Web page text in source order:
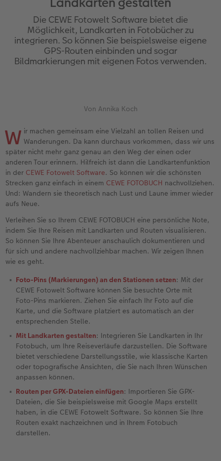
Erinnerungstasche
Personalisierter Schuber
Bestellwege
Kundenbeispiele
Webinare & VHS
Erste Schritte
Fotobuch erstellen
Foto-Kochbuch
hexxas
Acrylglas
Alu Dibond
Mehrteiler
Bestellwege
Ideen zur Wandgestaltung
CEWE myPhotos
Neuheiten
Bilderboxen
Fotosets
Fotosticker
Bestellwege
Last Minute Fotos
CEWE myPhotos
Fotos digitalisieren
Neuheiten
Sofortfotos
Sofortfotos mit Rahmen
Sofortfotos mit Text
Sofortfotosets
Sofortfotocollagen
Mehrteilige Sofortfotos
Retro Minis
Fototassen
Emaille Becher
Trinkflasche
Art Prints
Faber-Castell
Foto-Geschenkbox
Neuheiten
CEWE myPhotos
Geburtskarten
Taufkarten
Postkarten Sets
Bestellwege
Papierqualitäten
Weitere Anlässe
CEWE myPhotos
Neuheiten
Silikonhüllen
Handykette
Kunststoffhüllen
Mit Design
Bestellwege
Inspiration
CEWE myPhotos
Neuheiten
Papierqualitäten
Bestellwege
Designvorlagen
Neuheiten
Extras
Danke sagen
für Männer
für Frauen
für Tierfreunde
Einfach & schnell gestaltet
Besondere Geschenkideen
CEWE myPhotos
Neuheiten
Erste Schritte
Softwaretipps
Videotutorials
Die CEWE Fotowelt Software bietet die
Möglichkeit, Landkarten in Fotobücher zu
integrieren. So können Sie beispielsweise eigene
GPS-Routen einbinden und sogar
Bildmarkierungen mit eigenen Fotos verwenden.
Von Annika Koch
W ir machen gemeinsam eine Vielzahl an tollen Reisen und
Wanderungen. Da kann durchaus vorkommen, dass wir uns
später nicht mehr ganz genau an den Weg der einen oder
anderen Tour erinnern. Hilfreich ist dann die Landkartenfunktion
in der CEWE Fotowelt Software. So können wir die schönsten
Strecken ganz einfach in einem CEWE FOTOBUCH nachvollziehen.
Und: Wandern sie theoretisch nach Lust und Laune immer wieder
aufs Neue.
Verleihen Sie so Ihrem CEWE FOTOBUCH eine persönliche Note,
indem Sie Ihre Reisen mit Landkarten und Routen visualisieren.
So können Sie Ihre Abenteuer anschaulich dokumentieren und
für sich und andere nachvollziehbar machen. Wir zeigen Ihnen
wie es geht.
Foto-Pins (Markierungen) an den Stationen setzen: Mit der
CEWE Fotowelt Software können Sie besuchte Orte mit
Foto-Pins markieren. Ziehen Sie einfach Ihr Foto auf die
Karte, und die Software platziert es automatisch an der
entsprechenden Stelle.
Mit Landkarten gestalten: Integrieren Sie Landkarten in Ihr
Fotobuch, um Ihre Reiseverläufe darzustellen. Die Software
bietet verschiedene Darstellungsstile, wie klassische Karten
oder topografische Ansichten, die Sie nach Ihren Wünschen
anpassen können.
Routen per GPX-Dateien einfügen: Importieren Sie GPX-
Dateien, die Sie beispielsweise mit Google Maps erstellt
haben, in die CEWE Fotowelt Software. So können Sie Ihre
Routen exakt nachzeichnen und in Ihrem Fotobuch
darstellen.